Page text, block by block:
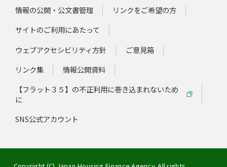
情報の公開・公文書管理
リンクをご希望の方
サイトのご利用にあたって
ウェブアクセシビリティ方針
ご意見箱
リンク集
情報公開資料
【フラット３５】の不正利用に巻き込まれないため
に
SNS公式アカウント